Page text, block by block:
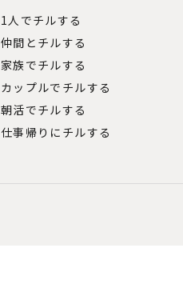
1人でチルする
仲間とチルする
家族でチルする
カップルでチルする
朝活でチルする
仕事帰りにチルする